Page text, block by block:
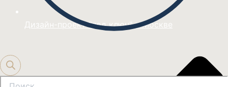
Дизайн-проект "под ключ" в Москве